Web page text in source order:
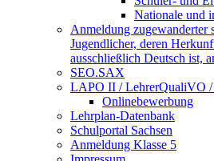
Nationale und
Anmeldung
Jugendlicher, deren
ausschließlich Deutsch ist,
SEO.SAX
LAPO II / LehrerQualiVO
Onlinebewerbung
Lehrplan-Datenbank
Schulportal Sachsen
Anmeldung Klasse 5